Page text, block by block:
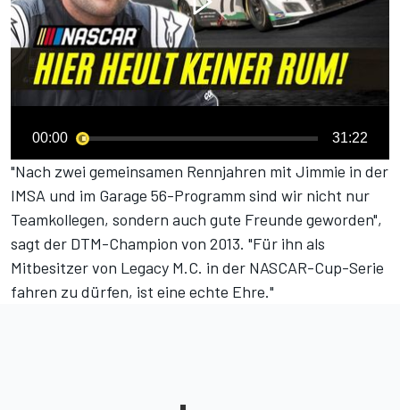
00:00 31:22
"Nach zwei gemeinsamen Rennjahren mit Jimmie in der
IMSA und im Garage 56-Programm sind wir nicht nur
Teamkollegen, sondern auch gute Freunde geworden",
sagt der DTM-Champion von 2013. "Für ihn als
Mitbesitzer von Legacy M.C. in der NASCAR-Cup-Serie
fahren zu dürfen, ist eine echte Ehre."